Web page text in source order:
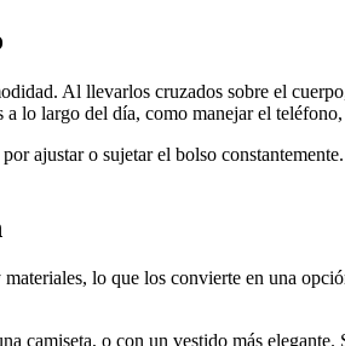
Al llevarlos cruzados sobre el
lo largo del día, como manejar el
ajustar o sujetar el bolso
lo que los convierte en una
camiseta, o con un vestido más